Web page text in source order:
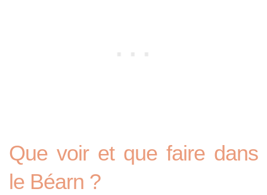
Que voir et que faire dans
le Béarn ?